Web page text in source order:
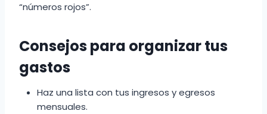
“números rojos”.
Consejos para organizar tus
gastos
Haz una lista con tus ingresos y egresos
mensuales.